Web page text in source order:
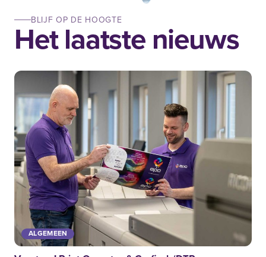
Het laatste nieuws
BLIJF OP DE HOOGTE
ALGEMEEN